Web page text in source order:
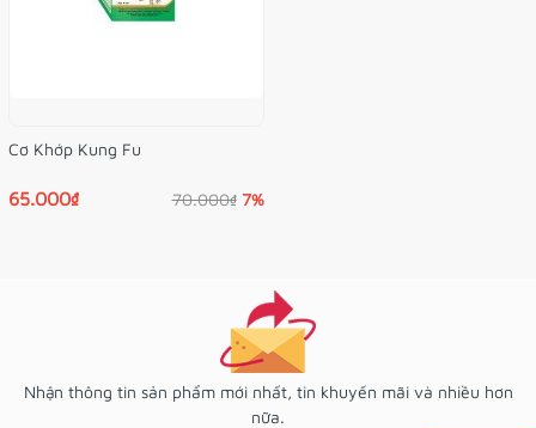
Theo tài liệu cổ, Hy thêm vị đắng, tính hàn, hơi có
do âm huyết không đủ không dùng được
Cơ Khớp Kung Fu
65.000₫ 70.000₫ 7%
Nhận thông tin sản phẩm mới nhất, tin khuyến mãi và nhiều hơn
nữa.